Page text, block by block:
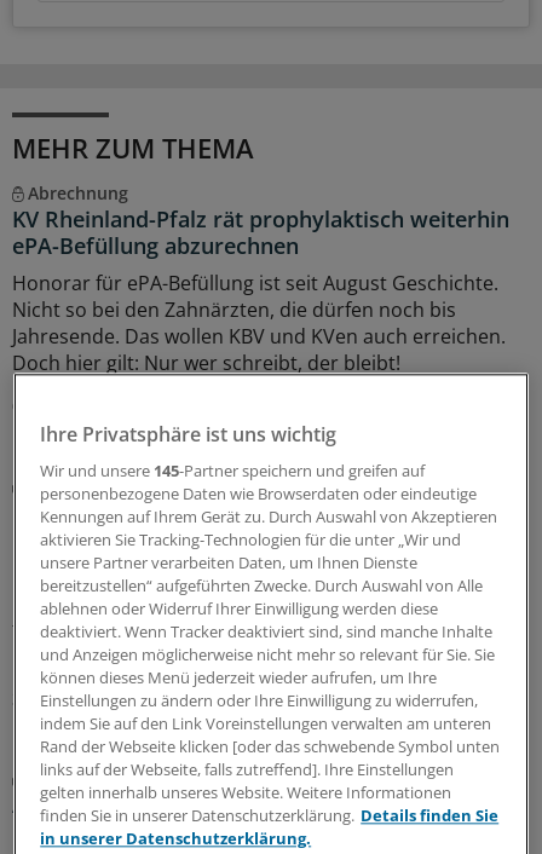
MEHR ZUM THEMA
Abrechnung
KV Rheinland-Pfalz rät prophylaktisch weiterhin
ePA-Befüllung abzurechnen
Honorar für ePA-Befüllung ist seit August Geschichte.
Nicht so bei den Zahnärzten, die dürfen noch bis
Jahresende. Das wollen KBV und KVen auch erreichen.
Doch hier gilt: Nur wer schreibt, der bleibt!
07.08.2026
KBV legt Konzept vor
Elektronische Überweisung: So könnte sie in der
Praxis funktionieren
Die elektronische Überweisung zählt zu den nächsten
Funktionen der Telematikinfrastruktur. Damit sie Praxen
tatsächlich Entlastung und Mehrwert bietet, schlägt die
KBV ein Server-basiertes Verfahren vor.
30.07.2026
Mehr Tempo und Mehrwert angemahnt
Abgeordneter Dahmen zur elektronischen
Patientenakte: „Wir sind viel zu langsam“
Ihre Privatsphäre ist uns wichtig
Wir und unsere 145-Partner speichern und greifen auf
personenbezogene Daten wie Browserdaten oder eindeutige
Kennungen auf Ihrem Gerät zu. Durch Auswahl von Akzeptieren
aktivieren Sie Tracking-Technologien für die unter „Wir und
unsere Partner verarbeiten Daten, um Ihnen Dienste
bereitzustellen“ aufgeführten Zwecke. Durch Auswahl von Alle
ablehnen oder Widerruf Ihrer Einwilligung werden diese
deaktiviert. Wenn Tracker deaktiviert sind, sind manche Inhalte
und Anzeigen möglicherweise nicht mehr so relevant für Sie. Sie
können dieses Menü jederzeit wieder aufrufen, um Ihre
Einstellungen zu ändern oder Ihre Einwilligung zu widerrufen,
indem Sie auf den Link Voreinstellungen verwalten am unteren
Rand der Webseite klicken [oder das schwebende Symbol unten
links auf der Webseite, falls zutreffend]. Ihre Einstellungen
gelten innerhalb unseres Website. Weitere Informationen
finden Sie in unserer Datenschutzerklärung. Details finden Sie
in unserer Datenschutzerklärung.